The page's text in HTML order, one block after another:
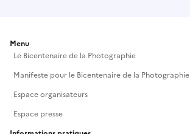
Menu
Le Bicentenaire de la Photographie
Manifeste pour le Bicentenaire de la Photographie
Espace organisateurs
Espace presse